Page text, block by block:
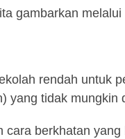
gambarkan
rendah untuk
yang tidak
cara berkhatan